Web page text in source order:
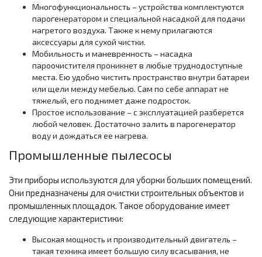
Многофункциональность – устройства комплектуются
парогенератором и специальной насадкой для подачи
нагретого воздуха. Также к нему прилагаются
аксессуары для сухой чистки.
Мобильность и маневренность – насадка
пароочистителя проникнет в любые труднодоступные
места. Ею удобно чистить пространство внутри батареи
или щели между мебелью. Сам по себе аппарат не
тяжелый, его поднимет даже подросток.
Простое использование – с эксплуатацией разберется
любой человек. Достаточно залить в парогенератор
воду и дождаться ее нагрева.
Промышленные пылесосы
Эти приборы используются для уборки больших помещений.
Они предназначены для очистки строительных объектов и
промышленных площадок. Такое оборудование имеет
следующие характеристики:
Высокая мощность и производительный двигатель –
такая техника имеет большую силу всасывания, не